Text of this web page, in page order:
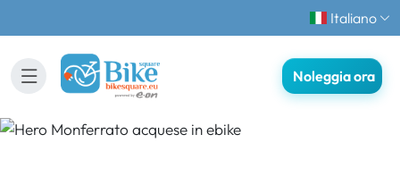
Italiano
Noleggia ora